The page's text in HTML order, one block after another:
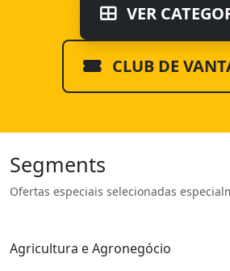
VER
CLUB DE
Segments
Ofertas especiais selecionadas
Agricultura e Agronegócio